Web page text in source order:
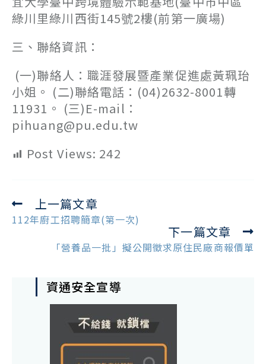
綠川里綠川西街145號2樓(前第一廣場)
三、聯絡資訊：
(一)聯絡人：職涯發展暨產業促進處黃珮珆
小姐。 (二)聯絡電話：(04)2632-8001轉
11931。 (三)E-mail：
pihuang@pu.edu.tw
Post Views: 242
Read
more
上一篇文章
112年廚工招聘簡章(第一次)
下一篇文章
「營養品一批」擬公開徵求原住民廠商報價單
資通安全宣導